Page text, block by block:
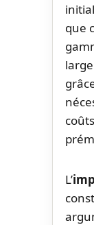
que
L’